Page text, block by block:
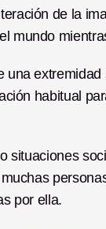
de la
mundo
habitual
situaciones
por ella.